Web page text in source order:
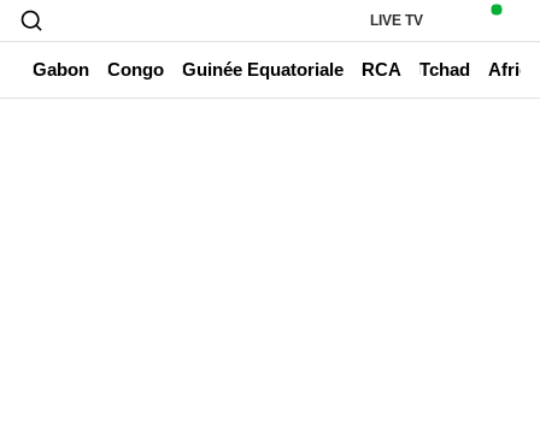
LIVE TV
Gabon Congo Guinée Equatoriale RCA Tchad